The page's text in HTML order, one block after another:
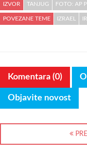
IZVOR TANJUG FOTO: AP
POVEZANE TEME IZRAEL
Komentara (0)
Objavite novost